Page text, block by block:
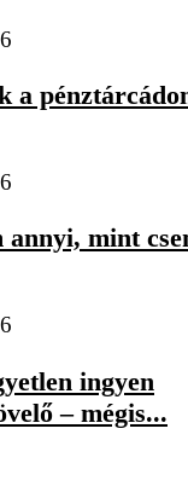
a
annyi, mint
ingyen
– mégis...